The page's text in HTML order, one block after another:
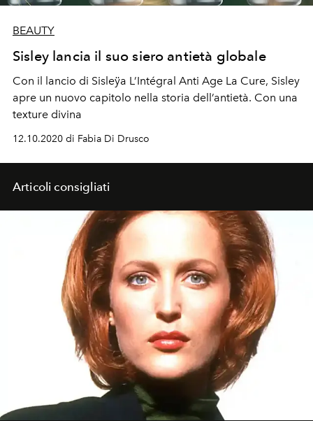
BEAUTY
Sisley lancia il suo siero antietà globale
Con il lancio di Sisleÿa L’Intégral Anti Age La Cure, Sisley
apre un nuovo capitolo nella storia dell’antietà. Con una
texture divina
12.10.2020 di Fabia Di Drusco
Articoli consigliati